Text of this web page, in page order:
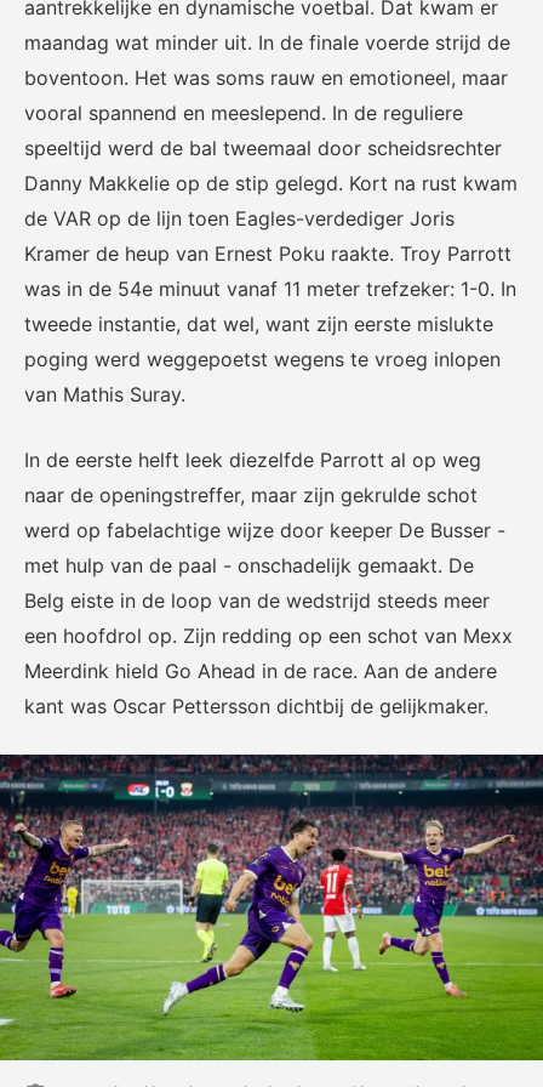
voor het EK Futsal 2022.
de KNVB
Eén Tweetje
De online community voor
amateurvoetbal.
aantrekkelijke en dynamische voetbal. Dat kwam er
maandag wat minder uit. In de finale voerde strijd de
boventoon. Het was soms rauw en emotioneel, maar
vooral spannend en meeslepend. In de reguliere
speeltijd werd de bal tweemaal door scheidsrechter
Danny Makkelie op de stip gelegd. Kort na rust kwam
de VAR op de lijn toen Eagles-verdediger Joris
Kramer de heup van Ernest Poku raakte. Troy Parrott
was in de 54e minuut vanaf 11 meter trefzeker: 1-0. In
tweede instantie, dat wel, want zijn eerste mislukte
poging werd weggepoetst wegens te vroeg inlopen
van Mathis Suray.
In de eerste helft leek diezelfde Parrott al op weg
naar de openingstreffer, maar zijn gekrulde schot
werd op fabelachtige wijze door keeper De Busser -
met hulp van de paal - onschadelijk gemaakt. De
Belg eiste in de loop van de wedstrijd steeds meer
een hoofdrol op. Zijn redding op een schot van Mexx
Meerdink hield Go Ahead in de race. Aan de andere
kant was Oscar Pettersson dichtbij de gelijkmaker.